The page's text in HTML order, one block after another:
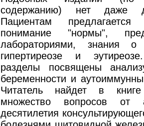
содержанию) нет даже
Пациентам предлагается
понимание "нормы",
лабораториями, знания о
гипертиреозе и
разделы посвящены
беременности и
Читатель найдет в
множество вопросов от
десятилетия